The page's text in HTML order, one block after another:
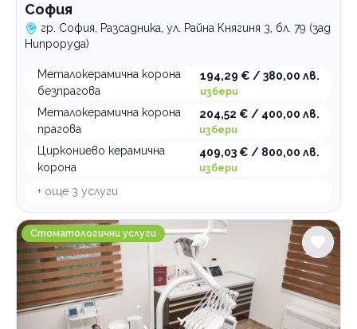
София
гр. София, Разсадника, ул. Райна Княгиня 3, бл. 79 (зад
Нипроруда)
Металокерамична корона
безпрагова
194,29 € / 380,00 лв.
избери
Металокерамична корона
прагова
204,52 € / 400,00 лв.
избери
Циркониево керамична
корона
409,03 € / 800,00 лв.
избери
+ още 3 услуги
Стоматологична клиника Доктор Валентин
Стоматологични услуги